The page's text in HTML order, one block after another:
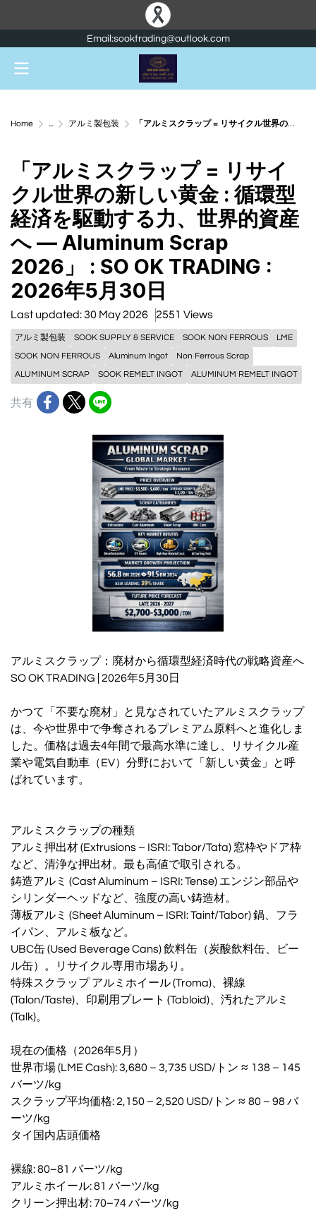
Email:sooktrading@outlook.com
Home ... アルミ製包装 「アルミスクラップ = リサイクル世界の新しい黄金 : 循環型経済を駆動する力、世界的資産へ — Aluminum Scrap 2026」 : SO OK TRADING : 2026年5月30日
「アルミスクラップ = リサイ
クル世界の新しい黄金 : 循環型
経済を駆動する力、世界的資産
へ — Aluminum Scrap
2026」 : SO OK TRADING :
2026年5月30日
Last updated: 30 May 2026 2551 Views
アルミ製包装 SOOK SUPPLY & SERVICE SOOK NON FERROUS
LME
SOOK NON FERROUS
Aluminum Ingot
Non Ferrous Scrap
ALUMINUM SCRAP
SOOK REMELT INGOT ALUMINUM REMELT INGOT
共有
アルミスクラップ：廃材から循環型経済時代の戦略資産へ
SO OK TRADING | 2026年5月30日
かつて「不要な廃材」と見なされていたアルミスクラップ
は、今や世界中で争奪されるプレミアム原料へと進化しま
した。価格は過去4年間で最高水準に達し、リサイクル産
業や電気自動車（EV）分野において「新しい黄金」と呼
ばれています。
アルミスクラップの種類
アルミ押出材 (Extrusions – ISRI: Tabor/Tata) 窓枠やドア枠
など、清浄な押出材。最も高値で取引される。
鋳造アルミ (Cast Aluminum – ISRI: Tense) エンジン部品や
シリンダーヘッドなど、強度の高い鋳造材。
薄板アルミ (Sheet Aluminum – ISRI: Taint/Tabor) 鍋、フラ
イパン、アルミ板など。
UBC缶 (Used Beverage Cans) 飲料缶（炭酸飲料缶、ビー
ル缶）。リサイクル専用市場あり。
特殊スクラップ アルミホイール (Troma)、裸線
(Talon/Taste)、印刷用プレート (Tabloid)、汚れたアルミ
(Talk)。
現在の価格（2026年5月）
世界市場 (LME Cash): 3,680 – 3,735 USD/トン ≈ 138 – 145
バーツ/kg
スクラップ平均価格: 2,150 – 2,520 USD/トン ≈ 80 – 98 バ
ーツ/kg
タイ国内店頭価格
裸線: 80–81 バーツ/kg
アルミホイール: 81 バーツ/kg
クリーン押出材: 70–74 バーツ/kg